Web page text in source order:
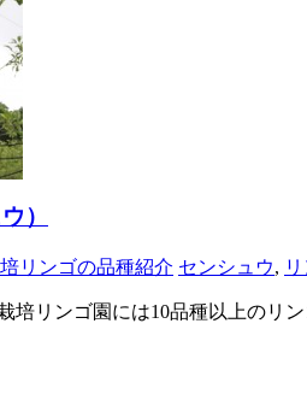
）
リンゴの品種紹介 センシュウ,
培リンゴ園には10品種以上のリ